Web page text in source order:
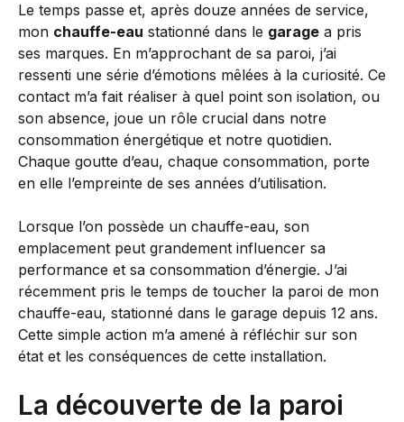
Le temps passe et, après douze années de service,
mon chauffe-eau stationné dans le garage a pris
ses marques. En m’approchant de sa paroi, j’ai
ressenti une série d’émotions mêlées à la curiosité. Ce
contact m’a fait réaliser à quel point son isolation, ou
son absence, joue un rôle crucial dans notre
consommation énergétique et notre quotidien.
Chaque goutte d’eau, chaque consommation, porte
en elle l’empreinte de ses années d’utilisation.
Lorsque l’on possède un chauffe-eau, son
emplacement peut grandement influencer sa
performance et sa consommation d’énergie. J’ai
récemment pris le temps de toucher la paroi de mon
chauffe-eau, stationné dans le garage depuis 12 ans.
Cette simple action m’a amené à réfléchir sur son
état et les conséquences de cette installation.
La découverte de la paroi